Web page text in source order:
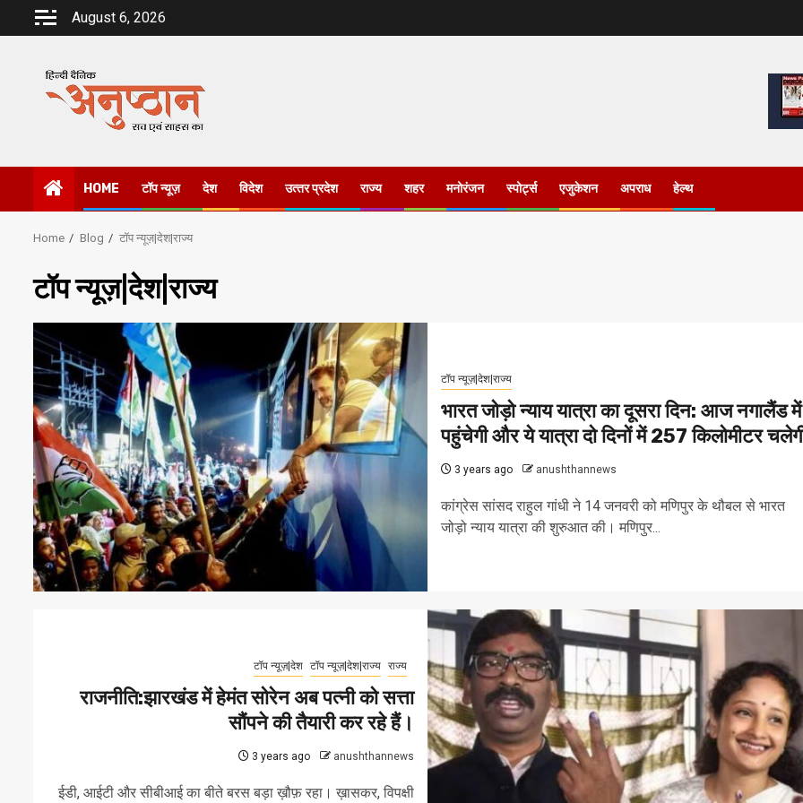
August 6, 2026
HOME टॉप न्यूज़ देश विदेश उत्‍तर प्रदेश राज्य शहर मनोरंजन स्पोर्ट्स एजुकेशन अपराध हेल्थ
Home Blog टॉप न्यूज़|देश|राज्य
टॉप न्यूज़|देश|राज्य
टॉप न्यूज़|देश|राज्य
भारत जोड़ो न्याय यात्रा का दूसरा दिन: आज नगालैंड में
पहुंचेगी और ये यात्रा दो दिनों में 257 किलोमीटर
3 years ago anushthannews
कांग्रेस सांसद राहुल गांधी ने 14 जनवरी को मणिपुर के थौबल से भारत
जोड़ो न्याय यात्रा की शुरुआत की। मणिपुर...
टॉप न्यूज़|देश टॉप न्यूज़|देश|राज्य राज्य
राजनीति:झारखंड में हेमंत सोरेन अब पत्नी को सत्ता
सौंपने की तैयारी कर रहे हैं।
3 years ago anushthannews
ईडी, आईटी और सीबीआई का बीते बरस बड़ा ख़ौफ़ रहा। ख़ासकर, विपक्षी